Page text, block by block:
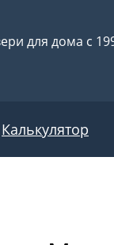
для дома с
Калькулятор